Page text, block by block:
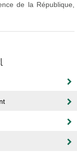
de la République,